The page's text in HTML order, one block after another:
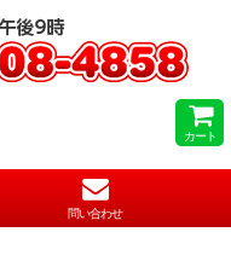
カート
問い合わせ